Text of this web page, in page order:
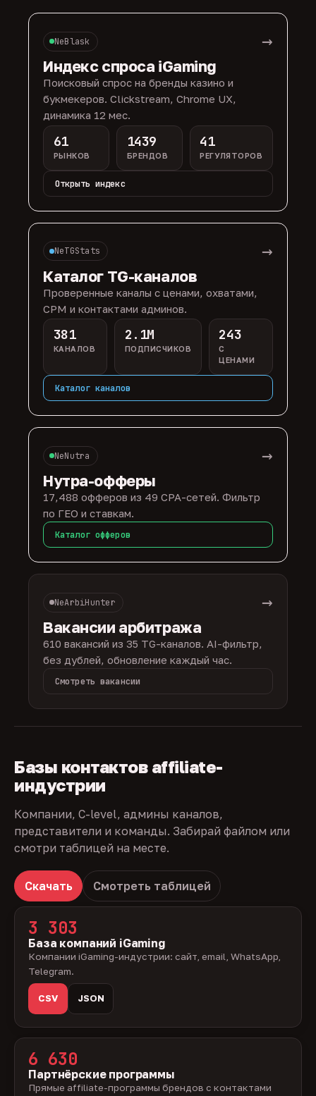
NeBlask →
Индекс спроса iGaming
Поисковый спрос на бренды казино и
букмекеров. Clickstream, Chrome UX,
динамика 12 мес.
61
РЫНКОВ
1439
БРЕНДОВ
41
РЕГУЛЯТОРОВ
Открыть индекс
NeTGStats →
Каталог TG-каналов
Проверенные каналы с ценами, охватами,
CPM и контактами админов.
381
КАНАЛОВ
2.1M
ПОДПИСЧИКОВ
243
С
ЦЕНАМИ
Каталог каналов
NeNutra →
Нутра-офферы
17,488 офферов из 49 CPA-сетей. Фильтр
по ГЕО и ставкам.
Каталог офферов
NeArbiHunter →
Вакансии арбитража
610 вакансий из 35 TG-каналов. AI-фильтр,
без дублей, обновление каждый час.
Смотреть вакансии
Базы контактов affiliate-
индустрии
Компании, C-level, админы каналов,
представители и команды. Забирай файлом или
смотри таблицей на месте.
Скачать Смотреть таблицей
3 303
База компаний iGaming
Компании iGaming-индустрии: сайт, email, WhatsApp,
Telegram.
CSV JSON
6 630
Партнёрские программы
Прямые affiliate-программы брендов с контактами